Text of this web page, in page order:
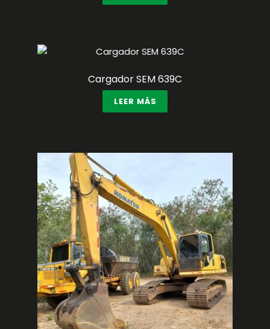
Cargador SEM 639C
LEER MÁS